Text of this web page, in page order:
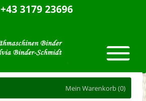
+43 3179 23696
Mein Warenkorb(0)